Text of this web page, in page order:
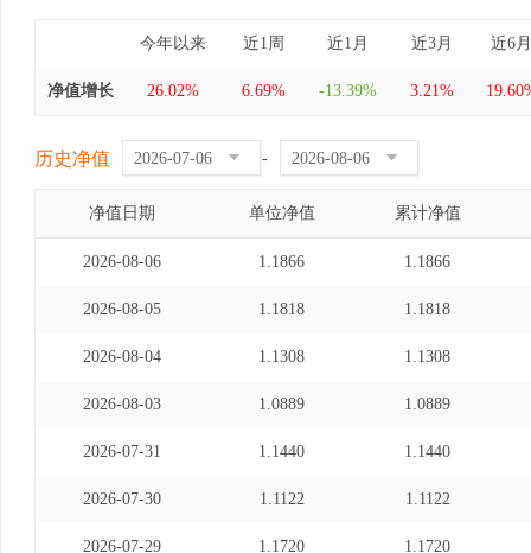
今年以来 近1周 近1月 近3月 近6月
净值增长 26.02% 6.69% -13.39% 3.21%
历史净值 -
净值日期 单位净值 累计净值
2026-08-06 1.1866 1.1866
2026-08-05 1.1818 1.1818
2026-08-04 1.1308 1.1308
2026-08-03 1.0889 1.0889
2026-07-31 1.1440 1.1440
2026-07-30 1.1122 1.1122
2026-07-29 1.1720 1.1720